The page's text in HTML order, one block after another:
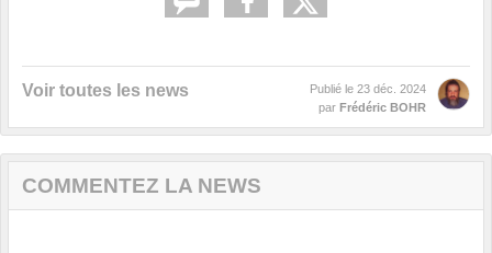
Voir toutes les news Publié le 23 déc. 2024
par Frédéric BOHR
COMMENTEZ LA NEWS